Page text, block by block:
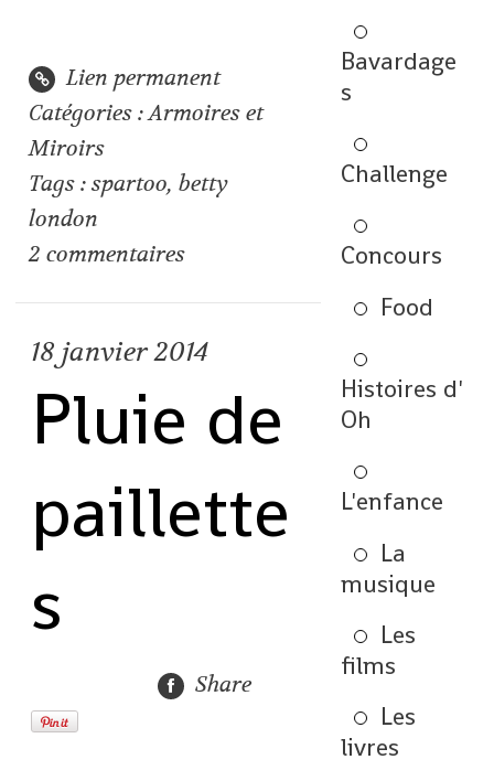
Lien permanent
Catégories :Armoires et
Miroirs
Tags :spartoo,betty
london
2 commentaires
18 janvier 2014
Pluie de
paillette
s
Share
Bavardage
s
Challenge
Concours
Food
Histoires d'
Oh
L'enfance
La
musique
Les
films
Les
livres